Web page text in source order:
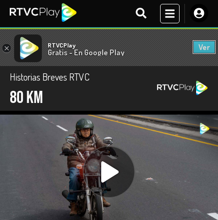
× RTVCPlay
Gratis - En Google Play
Ver
Historias Breves RTVC
80 KM